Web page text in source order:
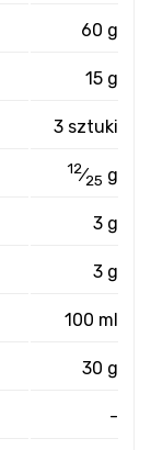
60 g
15 g
3 sztuki
12⁄25 g
3 g
3 g
100 ml
30 g
-